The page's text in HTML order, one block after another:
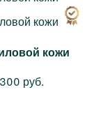
кожи
руб.